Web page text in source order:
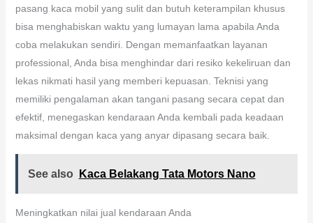
pasang kaca mobil yang sulit dan butuh keterampilan khusus
bisa menghabiskan waktu yang lumayan lama apabila Anda
coba melakukan sendiri. Dengan memanfaatkan layanan
professional, Anda bisa menghindar dari resiko kekeliruan dan
lekas nikmati hasil yang memberi kepuasan. Teknisi yang
memiliki pengalaman akan tangani pasang secara cepat dan
efektif, menegaskan kendaraan Anda kembali pada keadaan
maksimal dengan kaca yang anyar dipasang secara baik.
See also Kaca Belakang Tata Motors Nano
Meningkatkan nilai jual kendaraan Anda